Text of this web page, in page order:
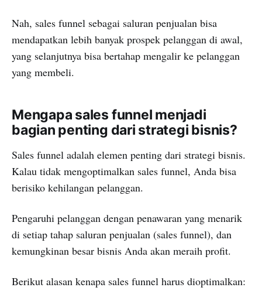
Nah, sales funnel sebagai saluran penjualan bisa
mendapatkan lebih banyak prospek pelanggan di awal,
yang selanjutnya bisa bertahap mengalir ke pelanggan
yang membeli.
Mengapa sales funnel menjadi
bagian penting dari strategi bisnis?
Sales funnel adalah elemen penting dari strategi bisnis.
Kalau tidak mengoptimalkan sales funnel, Anda bisa
berisiko kehilangan pelanggan.
Pengaruhi pelanggan dengan penawaran yang menarik
di setiap tahap saluran penjualan (sales funnel), dan
kemungkinan besar bisnis Anda akan meraih profit.
Berikut alasan kenapa sales funnel harus dioptimalkan: